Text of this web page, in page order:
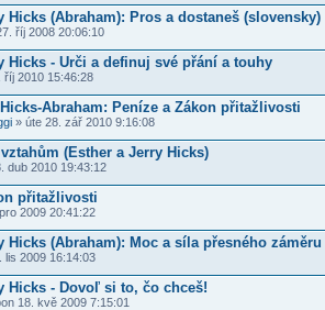
Hicks (Abraham): Pros a dostaneš (slovensky)
říj 2008 20:06:10
Hicks - Urči a definuj své přání a touhy
říj 2010 15:46:28
Abraham: Peníze a Zákon přitažlivosti
» úte 28. zář 2010 9:16:08
(Esther a Jerry Hicks)
dub 2010 19:43:12
přitažlivosti
2009 20:41:22
Hicks (Abraham): Moc a síla přesného záměru
lis 2009 16:14:03
Hicks - Dovoľ si to, čo chceš!
18. kvě 2009 7:15:01